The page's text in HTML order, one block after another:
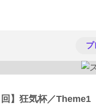
プ
回】狂気杯／Theme1